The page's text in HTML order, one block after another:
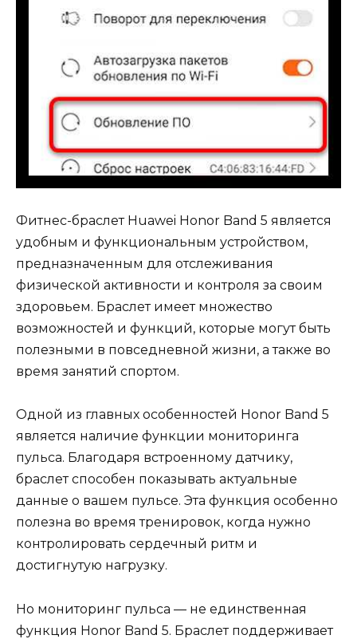
Фитнес-браслет Huawei Honor Band 5 является
удобным и функциональным устройством,
предназначенным для отслеживания
физической активности и контроля за своим
здоровьем. Браслет имеет множество
возможностей и функций, которые могут быть
полезными в повседневной жизни, а также во
время занятий спортом.
Одной из главных особенностей Honor Band 5
является наличие функции мониторинга
пульса. Благодаря встроенному датчику,
браслет способен показывать актуальные
данные о вашем пульсе. Эта функция особенно
полезна во время тренировок, когда нужно
контролировать сердечный ритм и
достигнутую нагрузку.
Но мониторинг пульса — не единственная
функция Honor Band 5. Браслет поддерживает